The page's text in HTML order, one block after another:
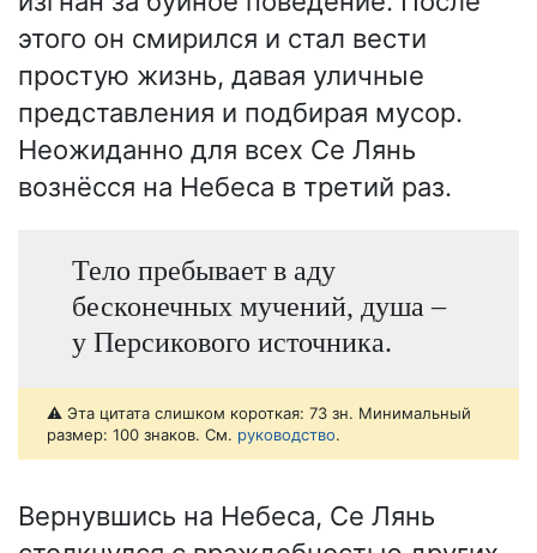
этого он смирился и стал вести
простую жизнь, давая уличные
представления и подбирая мусор.
Неожиданно для всех Се Лянь
вознёсся на Небеса в третий раз.
Тело пребывает в аду
бесконечных мучений, душа –
у Персикового источника.
⚠️ Эта цитата слишком короткая: 73 зн. Минимальный
размер: 100 знаков. См. руководство.
Вернувшись на Небеса, Се Лянь